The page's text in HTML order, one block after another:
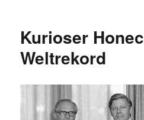
Archiv
Zahlen
Kurioser
Weltrekord